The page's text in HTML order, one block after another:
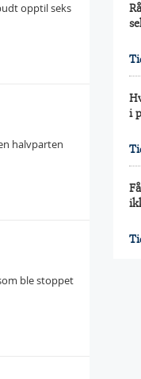
opptil seks
halvparten
ble stoppet
i